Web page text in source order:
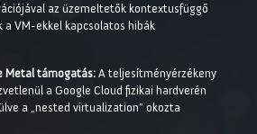
az üzemeltetők kontextusfüggő
a VM-ekkel kapcsolatos hibák
Metal támogatás:A teljesítményérzékeny
a Google Cloud fizikai hardverén
a „nested virtualization” okozta